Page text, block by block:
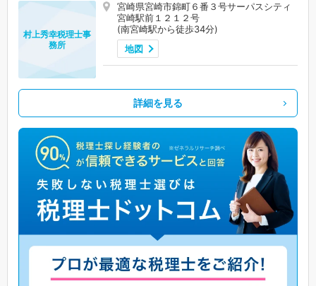
宮崎県宮崎市錦町６番３号サーパスシティ
宮崎駅前１２１２号
(南宮崎駅から徒歩34分)
地図
村上秀幸税理士事
務所
詳細を見る